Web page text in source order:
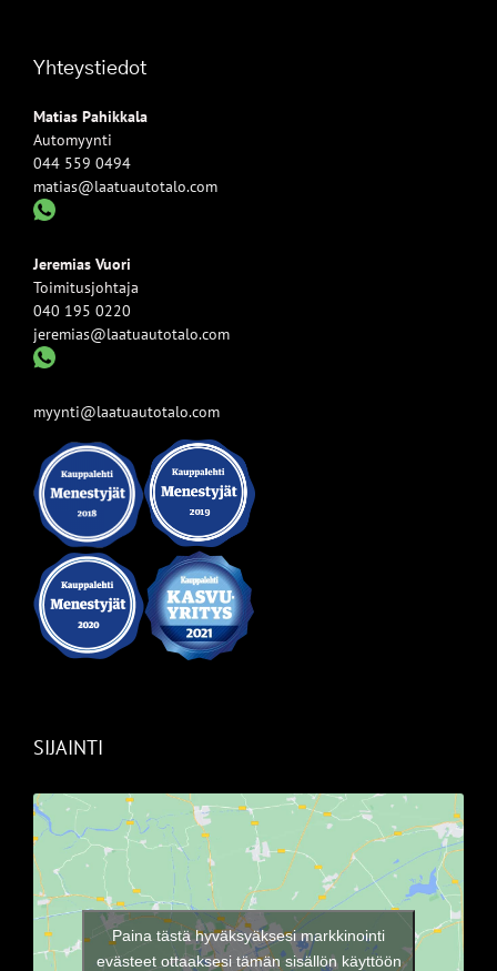
Yhteystiedot
Matias Pahikkala
Automyynti
044 559 0494
matias@laatuautotalo.com
Jeremias Vuori
Toimitusjohtaja
040 195 0220
jeremias@laatuautotalo.com
myynti@laatuautotalo.com
SIJAINTI
Paina tästä hyväksyäksesi markkinointi
evästeet ottaaksesi tämän sisällön käyttöön